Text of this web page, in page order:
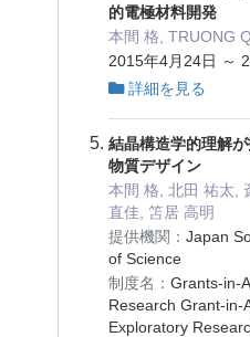
的電極材料開発
本間 格, TRUONG
2015年4月24日 ～
詳細を見る
結晶構造学的理解
物質デザイン
本間 格, 北田 祐太,
直佳, 笘居 高明
提供機関： Japan
of Science
制度名： Grants-in-
Research Grant-in-
Exploratory